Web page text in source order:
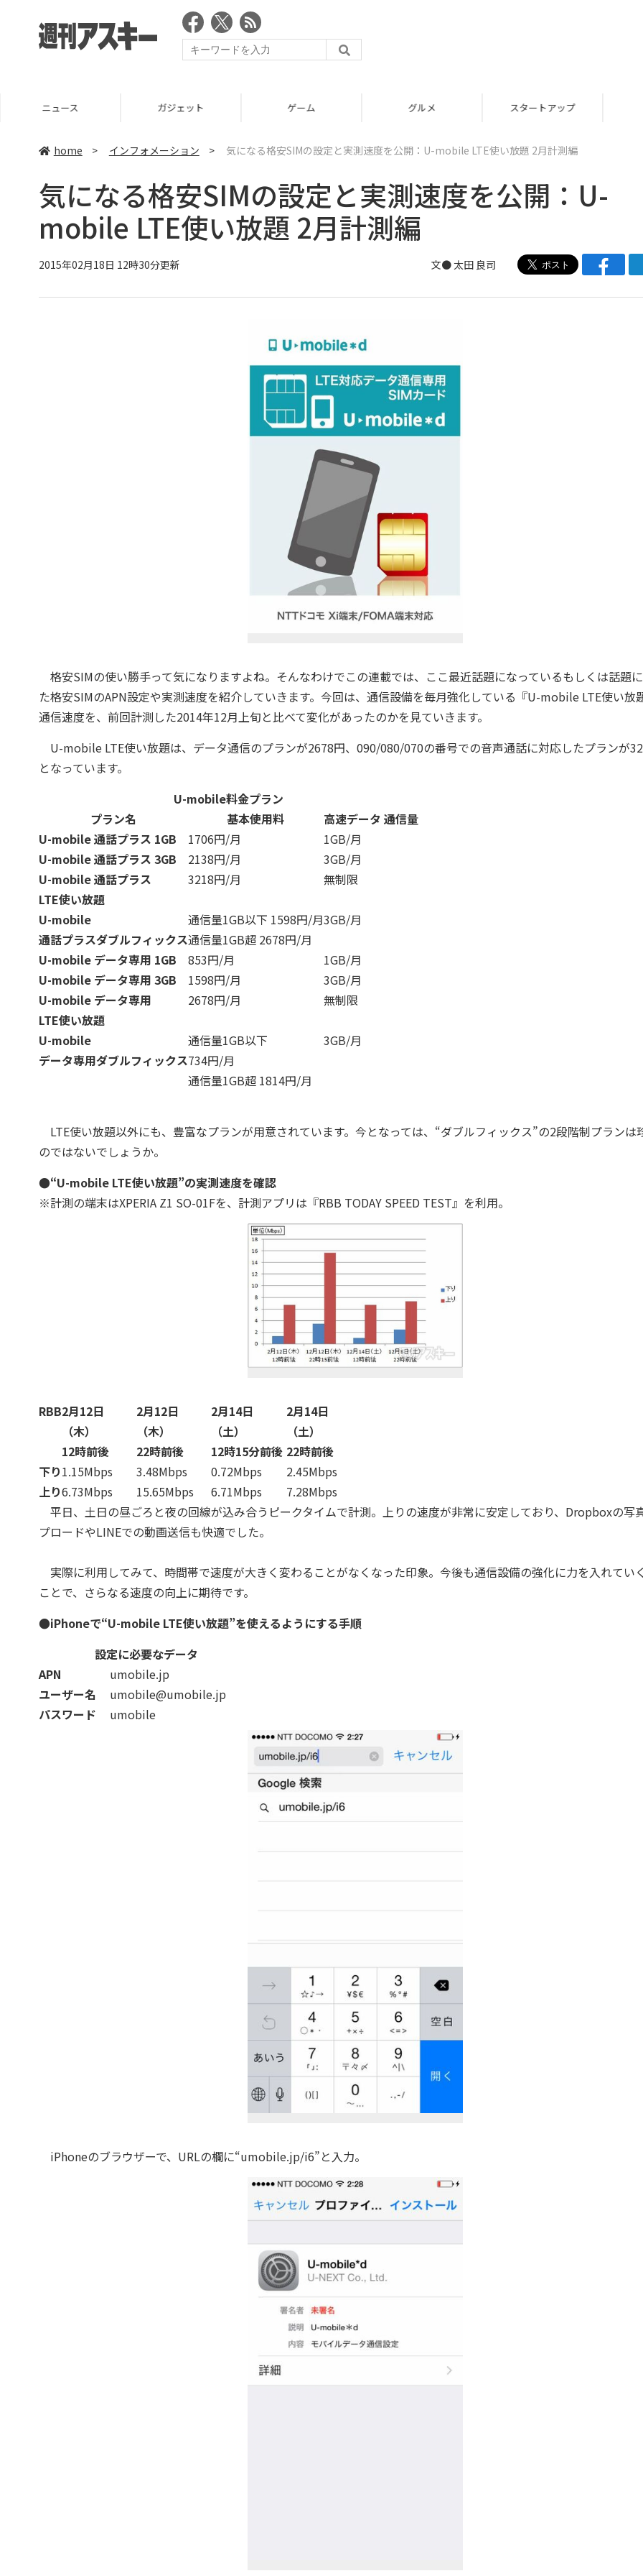
ニュース ガジェット ゲーム グルメ スタートアップ
home > インフォメーション > 気になる格安SIMの設定と実測速度を公開：U-mobile LTE使い放題 2月計測編
気になる格安SIMの設定と実測速度を公開：U-
mobile LTE使い放題 2月計測編
2015年02月18日 12時30分更新 文● 太田 良司
格安SIMの使い勝手って気になりますよね。そんなわけでこの連載では、ここ最近話題になっているもしくは話題
た格安SIMのAPN設定や実測速度を紹介していきます。今回は、通信設備を毎月強化している『U-mobile LTE使い放
通信速度を、前回計測した2014年12月上旬と比べて変化があったのかを見ていきます。
U-mobile LTE使い放題は、データ通信のプランが2678円、090/080/070の番号での音声通話に対応したプランが
となっています。
U-mobile料金プラン
プラン名
基本使用料
高速データ 通信量
U-mobile 通話プラス 1GB
1706円/月
1GB/月
U-mobile 通話プラス 3GB
2138円/月
3GB/月
U-mobile 通話プラス
LTE使い放題
3218円/月 無制限
U-mobile
通話プラスダブルフィックス
通信量1GB以下 1598円/月3GB/月
通信量1GB超 2678円/月
U-mobile データ専用 1GB
853円/月
1GB/月
U-mobile データ専用 3GB
1598円/月
3GB/月
U-mobile データ専用
LTE使い放題
2678円/月 無制限
U-mobile
データ専用ダブルフィックス
通信量1GB以下
734円/月
3GB/月
通信量1GB超 1814円/月
LTE使い放題以外にも、豊富なプランが用意されています。今となっては、“ダブルフィックス”の2段階制プランは
のではないでしょうか。
●“U-mobile LTE使い放題”の実測速度を確認
※計測の端末はXPERIA Z1 SO-01Fを、計測アプリは『RBB TODAY SPEED TEST』を利用。
RBB2月12日
（木）
12時前後
2月12日
（木）
22時前後
2月14日
（土）
12時15分前後
2月14日
（土）
22時前後
下り1.15Mbps 3.48Mbps 0.72Mbps
2.45Mbps
上り6.73Mbps 15.65Mbps 6.71Mbps
7.28Mbps
平日、土日の昼ごろと夜の回線が込み合うピークタイムで計測。上りの速度が非常に安定しており、Dropboxの写
プロードやLINEでの動画送信も快適でした。
実際に利用してみて、時間帯で速度が大きく変わることがなくなった印象。今後も通信設備の強化に力を入れてい
ことで、さらなる速度の向上に期待です。
●iPhoneで“U-mobile LTE使い放題”を使えるようにする手順
設定に必要なデータ
APN
umobile.jp
ユーザー名
umobile@umobile.jp
パスワード
umobile
iPhoneのブラウザーで、URLの欄に“umobile.jp/i6”と入力。